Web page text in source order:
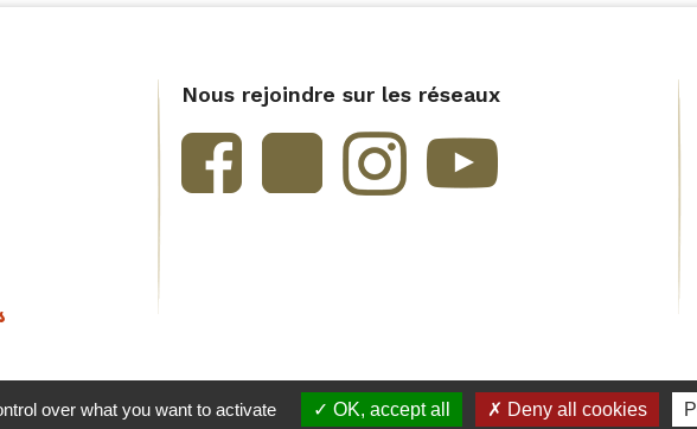
over what you want to activate OK, accept all Deny all cookies
Nous rejoindre sur les réseaux
Crédits et mentions légales Plan du site Accessibilité : Partiellement